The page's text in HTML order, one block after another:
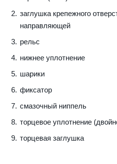
заглушка крепежного
направляющей
рельс
нижнее уплотнение
шарики
фиксатор
смазочный ниппель
торцевое уплотнение
торцевая заглушка